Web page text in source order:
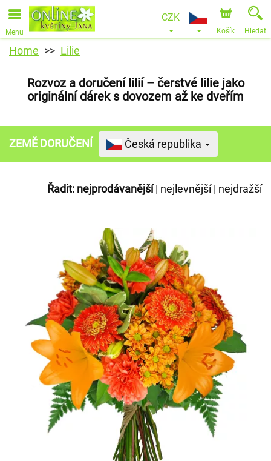
Menu
CZK
Košík Hledat
Home Lilie
Rozvoz a doručení lilií – čerstvé lilie jako
originální dárek s dovozem až ke dveřím
ZEMĚ DORUČENÍ Česká republika
Řadit: nejprodávanější| nejlevnější| nejdražší